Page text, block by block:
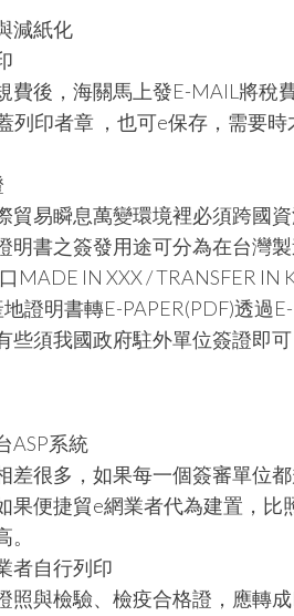
減紙化
費後，海關馬上發E-MAIL將稅
列印者章 ，也可e保存，需要
貿易瞬息萬變環境裡必須跨國
明書之簽發用途可分為在台灣
MADE IN XXX / TRANSFER
證明書轉E-PAPER(PDF)透過
些須我國政府駐外單位簽證即
ASP系統
差很多，如果每一個簽審單位
果便捷貿e網業者代為建置，比
者自行列印
與檢驗、檢疫合格證，應轉